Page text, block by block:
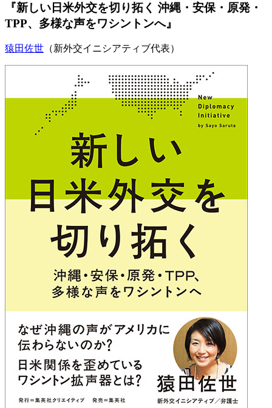
『新しい日米外交を切り拓く 沖縄・安保・原発・
TPP、多様な声をワシントンへ』
猿田佐世 （新外交イニシアティブ代表）